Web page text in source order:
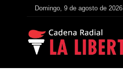
Domingo, 9 de agosto de 2026